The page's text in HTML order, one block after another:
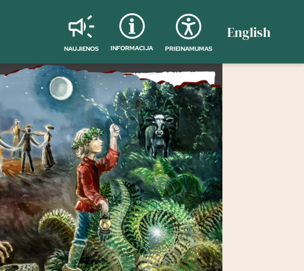
NAUJIENOS INFORMACIJA PRIEINAMUMAS
English